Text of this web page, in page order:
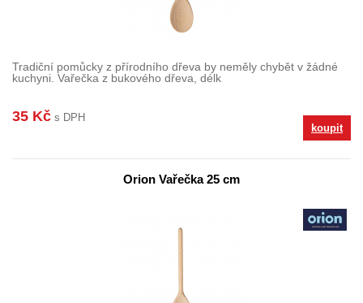
Tradiční pomůcky z přírodního dřeva by neměly chybět v žádné
kuchyni. Vařečka z bukového dřeva, délk
35 Kč s DPH
koupit
Orion Vařečka 25 cm